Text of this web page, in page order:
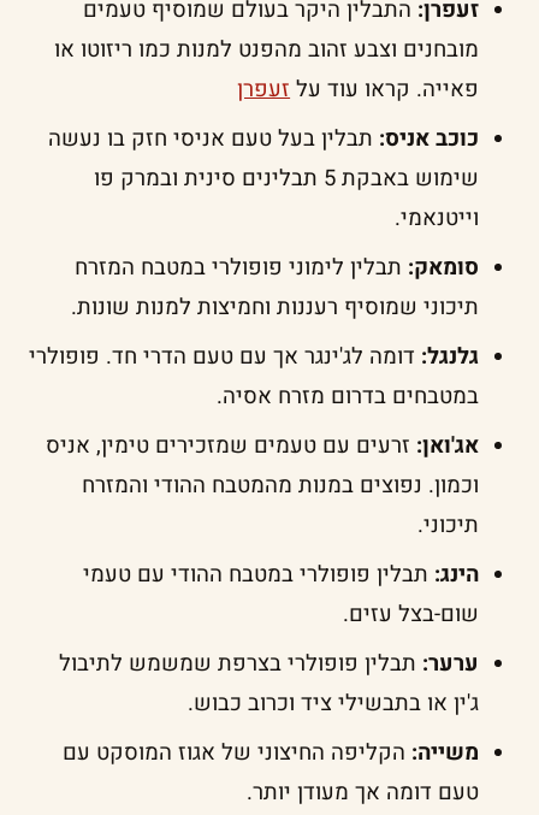
זעפרן: התבלין היקר בעולם שמוסיף טעמים
מובחנים וצבע זהוב מהפנט למנות כמו ריזוטו או
פאייה. קראו עוד עלזעפרן
כוכב אניס: תבלין בעל טעם אניסי חזק בו נעשה
שימוש באבקת 5 תבלינים סינית ובמרק פו
וייטנאמי.
סומאק: תבלין לימוני פופולרי במטבח המזרח
תיכוני שמוסיף רעננות וחמיצות למנות שונות.
גלנגל: דומה לג'ינגר אך עם טעם הדרי חד. פופולרי
במטבחים בדרום מזרח אסיה.
אג'ואן: זרעים עם טעמים שמזכירים טימין, אניס
וכמון. נפוצים במנות מהמטבח ההודי והמזרח
תיכוני.
הינג: תבלין פופולרי במטבח ההודי עם טעמי
שום-בצל עזים.
ערער: תבלין פופולרי בצרפת שמשמש לתיבול
ג'ין או בתבשילי ציד וכרוב כבוש.
משייה: הקליפה החיצוני של אגוז המוסקט עם
טעם דומה אך מעודן יותר.